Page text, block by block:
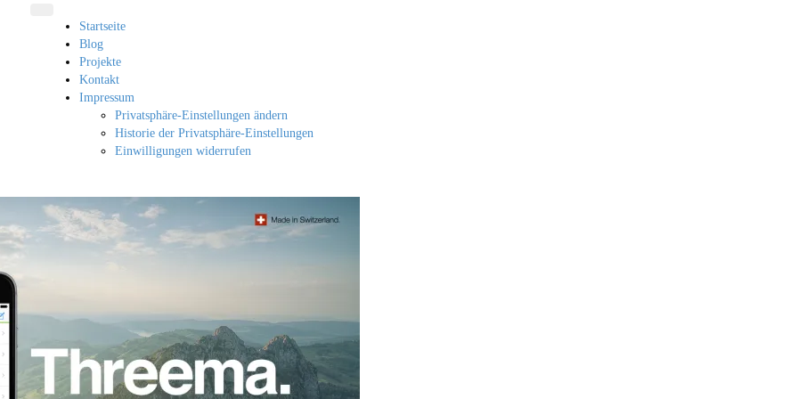
Startseite
Blog
Projekte
Kontakt
Impressum
Privatsphäre-Einstellungen ändern
Historie der Privatsphäre-Einstellungen
Einwilligungen widerrufen